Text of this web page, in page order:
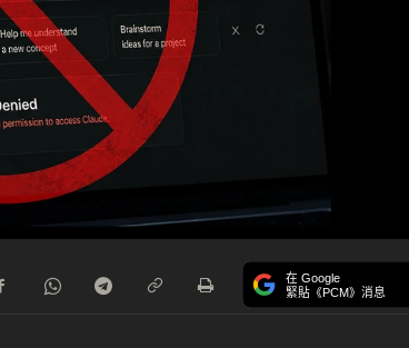
在 Google
緊貼《PCM》消息